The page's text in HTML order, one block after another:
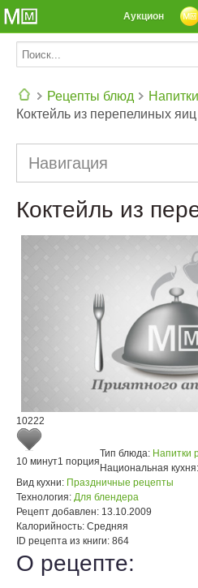
Аукцион
Рецепты блюд Напитки
Коктейль из перепелиных яиц
Навигация
Коктейль из
10222
10 минут1 порция
Тип блюда: Напитки
Национальная кухня:
Вид кухни: Праздничные рецепты
Технология: Для блендера
Рецепт добавлен: 13.10.2009
Калорийность: Средняя
ID рецепта из книги: 864
О рецепте: